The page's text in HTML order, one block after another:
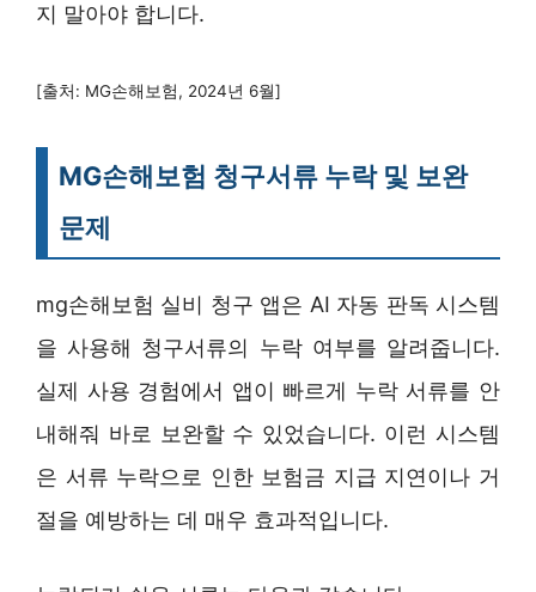
지 말아야 합니다.
[출처: MG손해보험, 2024년 6월]
MG손해보험 청구서류 누락 및 보완
문제
mg손해보험 실비 청구 앱은 AI 자동 판독 시스템
을 사용해 청구서류의 누락 여부를 알려줍니다.
실제 사용 경험에서 앱이 빠르게 누락 서류를 안
내해줘 바로 보완할 수 있었습니다. 이런 시스템
은 서류 누락으로 인한 보험금 지급 지연이나 거
절을 예방하는 데 매우 효과적입니다.